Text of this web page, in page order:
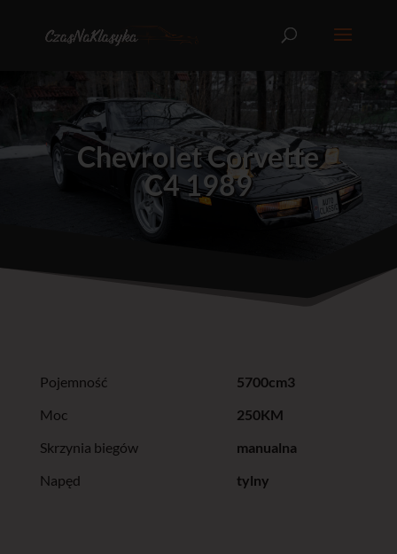
Chevrolet Corvette
C4 1989
Pojemność
5700cm3
Moc
250KM
Skrzynia biegów
manualna
Napęd
tylny